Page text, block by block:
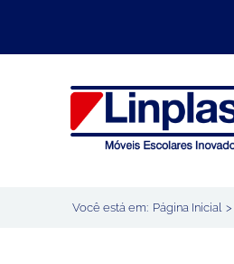
Você está em: Página Inicial >
Linha Resina Plástica
SOBRE A EMPRESA